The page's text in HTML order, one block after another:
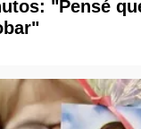
"Pensé